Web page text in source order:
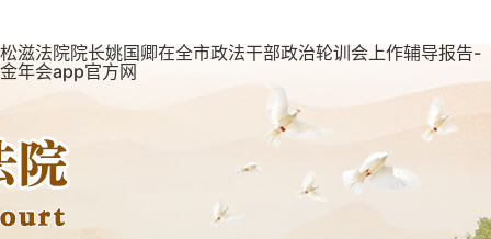
松滋法院院长姚国卿在全市政法干部政治轮训会上作辅导报告-
金年会app官方网